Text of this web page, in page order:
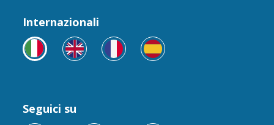
Internazionali
Seguici su